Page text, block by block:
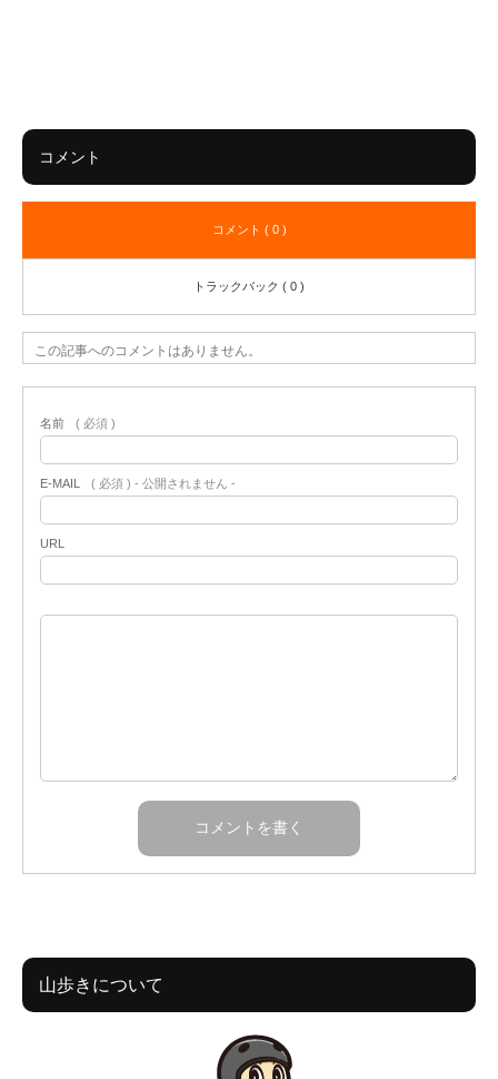
コメント
コメント ( 0 )
トラックバック ( 0 )
この記事へのコメントはありません。
名前 ( 必須 )
E-MAIL ( 必須 ) - 公開されません -
URL
山歩きについて